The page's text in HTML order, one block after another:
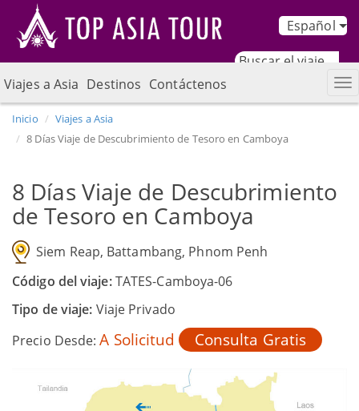
Español
Viajes a Asia Destinos Contáctenos
Inicio
Viajes a Asia
8 Días Viaje de Descubrimiento de Tesoro en Camboya
8 Días Viaje de Descubrimiento
de Tesoro en Camboya
Siem Reap, Battambang, Phnom Penh
Código del viaje:TATES-Camboya-06
Tipo de viaje: Viaje Privado
Precio Desde:A Solicitud Consulta Gratis